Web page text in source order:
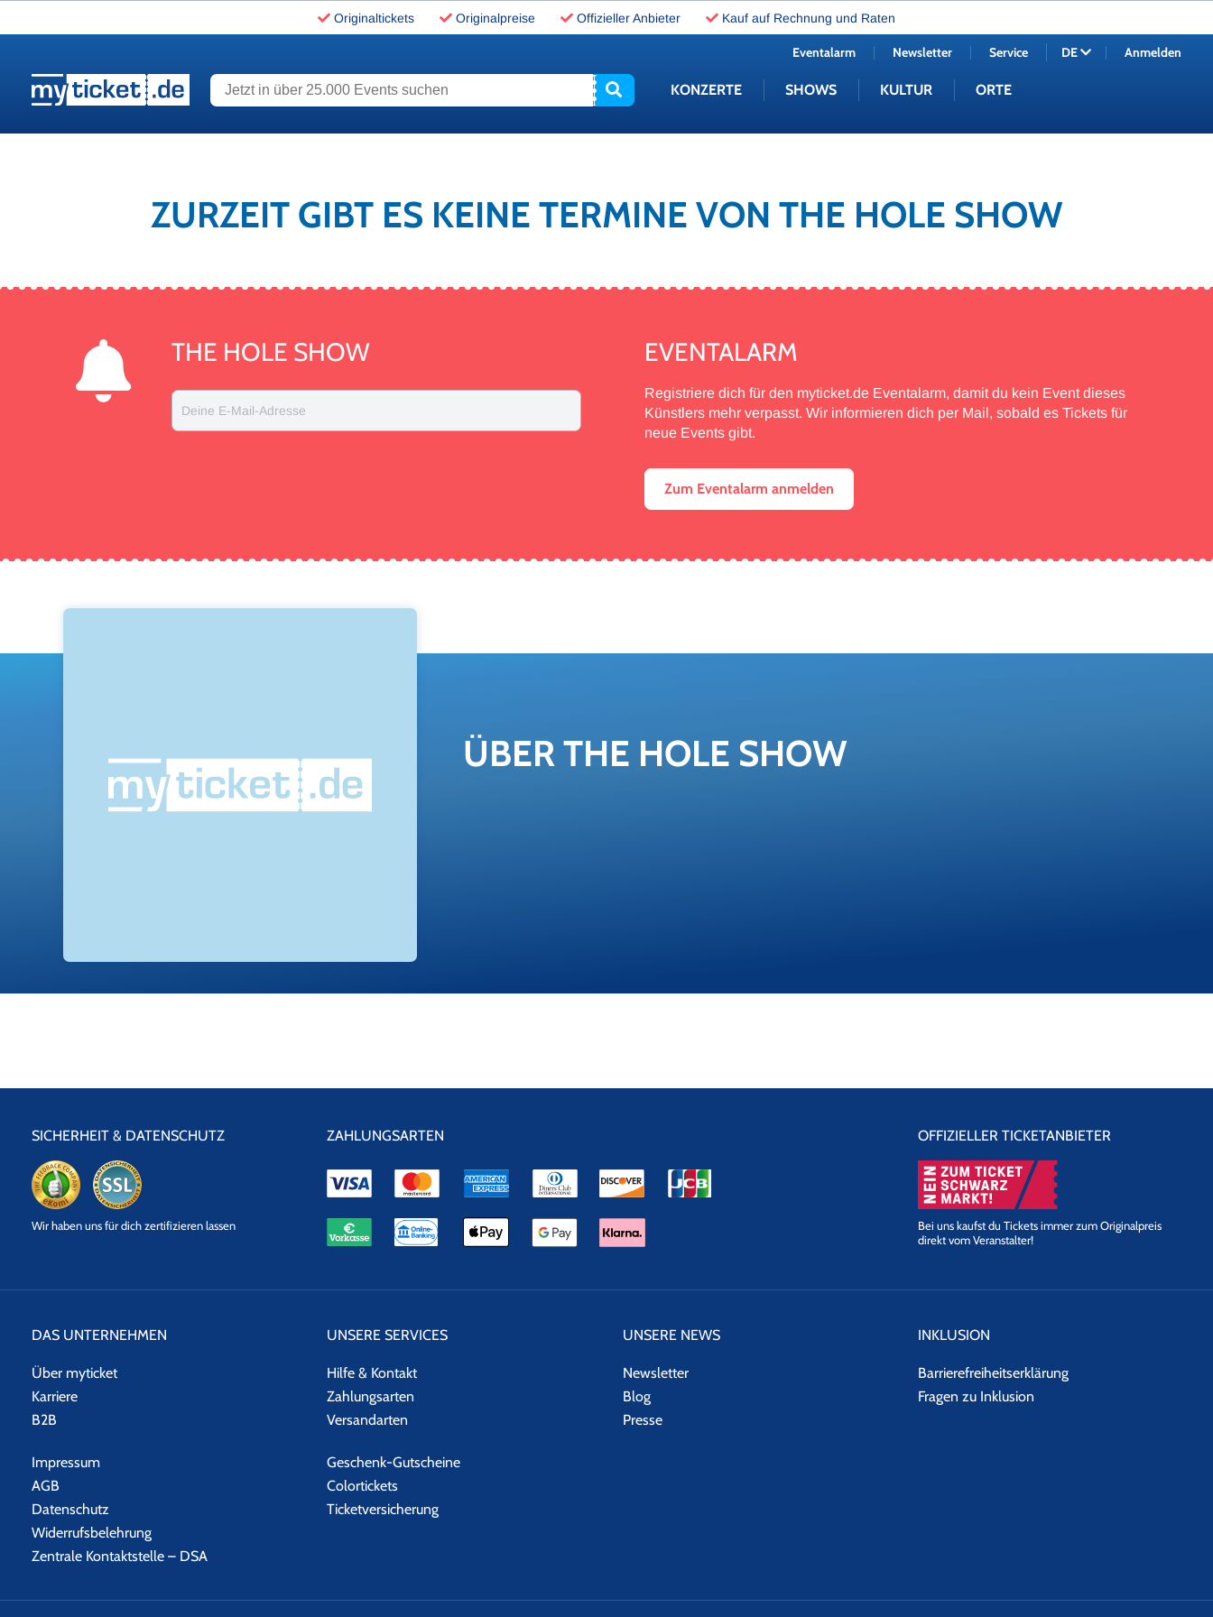
Originaltickets Originalpreise Offizieller Anbieter Kauf auf Rechnung und Raten
Jetzt in über 25.000 Events suchen KONZERTE SHOWS KULTUR ORTE
Eventalarm Newsletter Service DE Anmelden
ZURZEIT GIBT ES KEINE TERMINE VON THE HOLE SHOW
THE HOLE SHOW
Deine E-Mail-Adresse
EVENTALARM
Registriere dich für den myticket.de Eventalarm, damit du kein Event dieses
Künstlers mehr verpasst. Wir informieren dich per Mail, sobald es Tickets für
neue Events gibt.
Zum Eventalarm anmelden
ÜBER THE HOLE SHOW
SICHERHEIT & DATENSCHUTZ
Datensicherheit
Wir haben uns für dich zertifizieren lassen
ZAHLUNGSARTEN OFFIZIELLER TICKETANBIETER
Bei uns kaufst du Tickets immer zum Originalpreis
direkt vom Veranstalter!
DAS UNTERNEHMEN
Über myticket
Karriere
B2B
Impressum
AGB
Datenschutz
Widerrufsbelehrung
Zentrale Kontaktstelle – DSA
UNSERE SERVICES
Hilfe & Kontakt
Zahlungsarten
Versandarten
Geschenk-Gutscheine
Colortickets
Ticketversicherung
UNSERE NEWS
Newsletter
Blog
Presse
INKLUSION
Barrierefreiheitserklärung
Fragen zu Inklusion